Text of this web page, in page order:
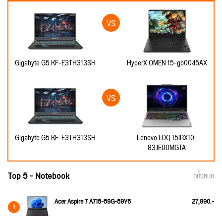
Gigabyte G5 KF-E3TH313SH HyperX OMEN 15-gb0045AX
Gigabyte G5 KF-E3TH313SH Lenovo LOQ 15IRX10-
83JE00MGTA
Top 5 - Notebook ดูทั้งหมด
1 Acer Aspire 7 A715-59G-59Y6 27,990.-